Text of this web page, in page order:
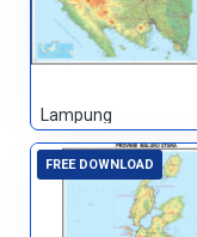
Lampung
FREE DOWNLOAD